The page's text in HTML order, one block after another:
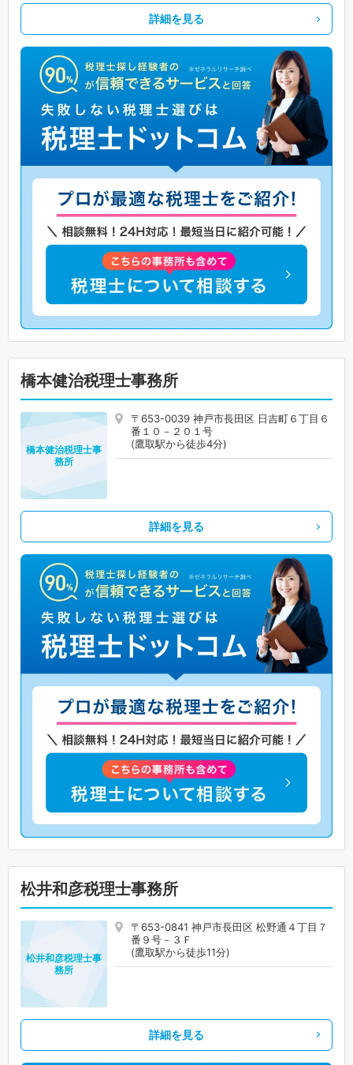
詳細を見る
橋本健治税理士事務所
〒653-0039 神戸市長田区 日吉町６丁目６
番１０－２０１号
(鷹取駅から徒歩4分)
橋本健治税理士事
務所
詳細を見る
松井和彦税理士事務所
〒653-0841 神戸市長田区 松野通４丁目７
番９号－３Ｆ
(鷹取駅から徒歩11分)
松井和彦税理士事
務所
詳細を見る